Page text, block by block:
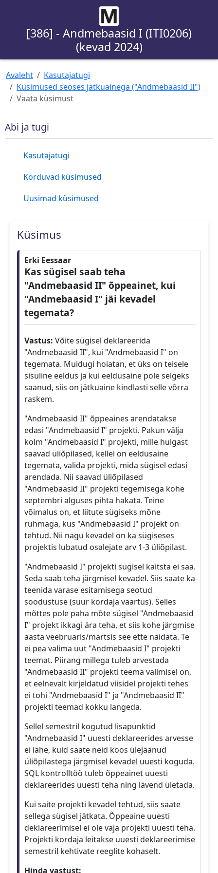
[386] - Andmebaasid I (ITI0206)
(kevad 2024)
Avaleht
Kasutajatugi
Küsimused seoses jätkuainega ("Andmebaasid II")
Vaata küsimust
Abi ja tugi
Kasutajatugi
Korduvad küsimused
Uusimad küsimused
Küsimus
Erki Eessaar
Kas sügisel saab teha
"Andmebaasid II" õppeainet, kui
"Andmebaasid I" jäi kevadel
tegemata?
Vastus: Võite sügisel deklareerida
"Andmebaasid II", kui "Andmebaasid I" on
tegemata. Muidugi hoiatan, et üks on teisele
sisuline eeldus ja kui eeldusaine pole selgeks
saanud, siis on jätkuaine kindlasti selle võrra
raskem.
"Andmebaasid II" õppeaines arendatakse
edasi "Andmebaasid I" projekti. Pakun välja
kolm "Andmebaasid I" projekti, mille hulgast
saavad üliõpilased, kellel on eeldusaine
tegemata, valida projekti, mida sügisel edasi
arendada. Nii saavad üliõpilased
"Andmebaasid II" projekti tegemisega kohe
septembri alguses pihta hakata. Teine
võimalus on, et liitute sügiseks mõne
rühmaga, kus "Andmebaasid I" projekt on
tehtud. Nii nagu kevadel on ka sügiseses
projektis lubatud osalejate arv 1-3 üliõpilast.
"Andmebaasid I" projekti sügisel kaitsta ei saa.
Seda saab teha järgmisel kevadel. Siis saate ka
teenida varase esitamisega seotud
soodustuse (suur kordaja väärtus). Selles
mõttes pole paha mõte sügisel "Andmebaasid
I" projekt ikkagi ära teha, et siis kohe järgmise
aasta veebruaris/märtsis see ette näidata. Te
ei pea valima uut "Andmebaasid I" projekti
teemat. Piirang millega tuleb arvestada
"Andmebaasid II" projekti teema valimisel on,
et eelnevalt kirjeldatud viisidel projekti tehes
ei tohi "Andmebaasid I" ja "Andmebaasid II"
projekti teemad kokku langeda.
Sellel semestril kogutud lisapunktid
"Andmebaasid I" uuesti deklareerides arvesse
ei lähe, kuid saate neid koos ülejäänud
üliõpilastega järgmisel kevadel uuesti koguda.
SQL kontrolltöö tuleb õppeainet uuesti
deklareerides uuesti teha ning lävend ületada.
Kui saite projekti kevadel tehtud, siis saate
sellega sügisel jätkata. Õppeaine uuesti
deklareerimisel ei ole vaja projekti uuesti teha.
Projekti kordaja leitakse uuesti deklareerimise
semestril kehtivate reeglite kohaselt.
Hinda vastust: